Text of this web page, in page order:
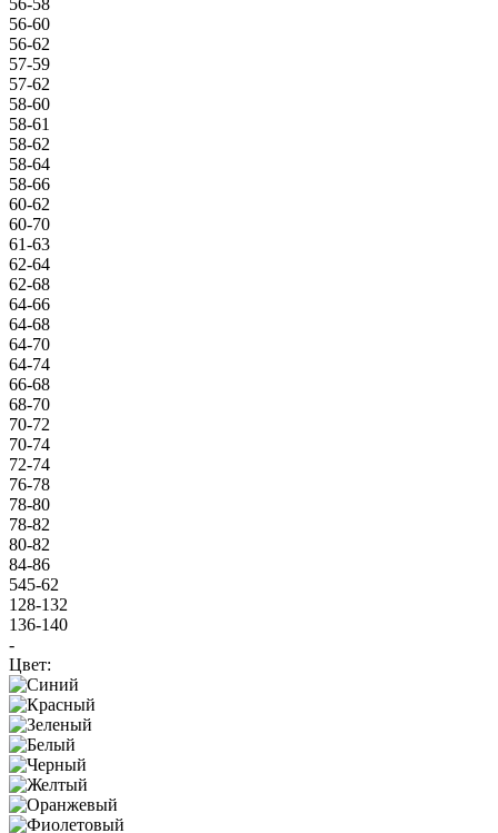
56-60
56-62
57-59
57-62
58-60
58-61
58-62
58-64
58-66
60-62
60-70
61-63
62-64
62-68
64-66
64-68
64-70
64-74
66-68
68-70
70-72
70-74
72-74
76-78
78-80
78-82
80-82
84-86
545-62
128-132
136-140
-
Цвет: